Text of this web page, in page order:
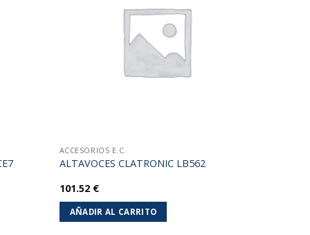
ACCESORIOS E.C.
ALTAVOCES CLATRONIC LB562
101.52 €
AÑADIR AL CARRITO